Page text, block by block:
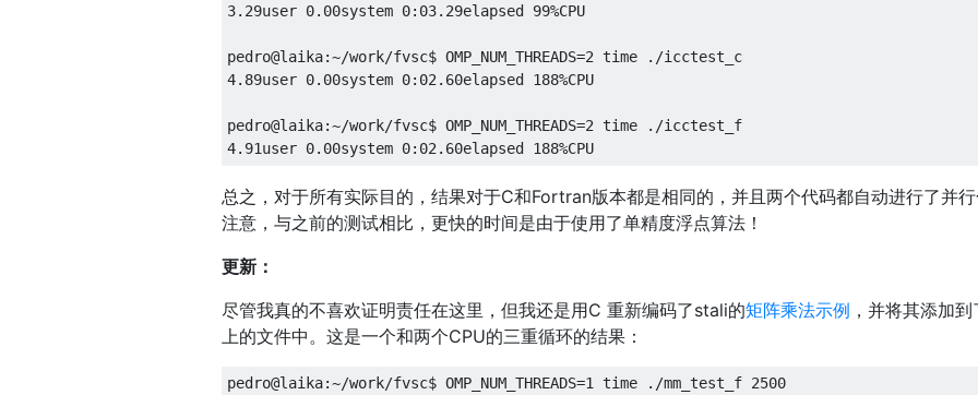
3.29user 0.00system 0: 03.29elapsed 99%CPU
pedro@laika:~/work/fvsc$ OMP_NUM_THREADS=2 time ./icctest_c
4.89user 0.00system 0: 02.60elapsed 188%CPU
pedro@laika:~/work/fvsc$ OMP_NUM_THREADS=2 time ./icctest_f
4.91user 0.00system 0: 02.60elapsed 188%CPU
总之，对于所有实际目的，结果对于C和Fortran版本都是相同的，并且两个代码都自动进行了并
注意，与之前的测试相比，更快的时间是由于使用了单精度浮点算法！
更新：
尽管我真的不喜欢证明责任在这里，但我还是用C 重新编码了stali的矩阵乘法示例 ，并将其添加到
上的文件中。这是一个和两个CPU的三重循环的结果：
pedro@laika:~/work/fvsc$ OMP_NUM_THREADS=1 time ./mm_test_f 2500